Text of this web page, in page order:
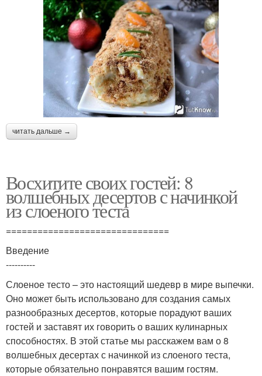
читать дальше →
Восхитите своих гостей: 8
волшебных десертов с начинкой
из слоеного теста
===============================
Введение
----------
Слоеное тесто – это настоящий шедевр в мире выпечки.
Оно может быть использовано для создания самых
разнообразных десертов, которые порадуют ваших
гостей и заставят их говорить о ваших кулинарных
способностях. В этой статье мы расскажем вам о 8
волшебных десертах с начинкой из слоеного теста,
которые обязательно понравятся вашим гостям.